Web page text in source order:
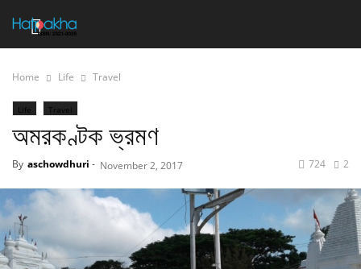
Home Life Travel
Life Travel
অমরকণ্টক ভ্রমণ
By aschowdhuri - November 2, 2017 2
724